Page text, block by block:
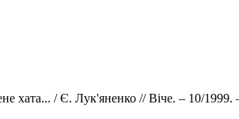
хата... / Є. Лук'яненко // Віче. – 10/